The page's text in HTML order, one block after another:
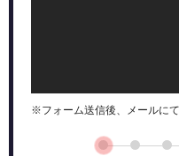
※フォーム送信後、メールに